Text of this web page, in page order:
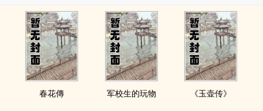
春花傳 军校生的玩物 《玉壶传》